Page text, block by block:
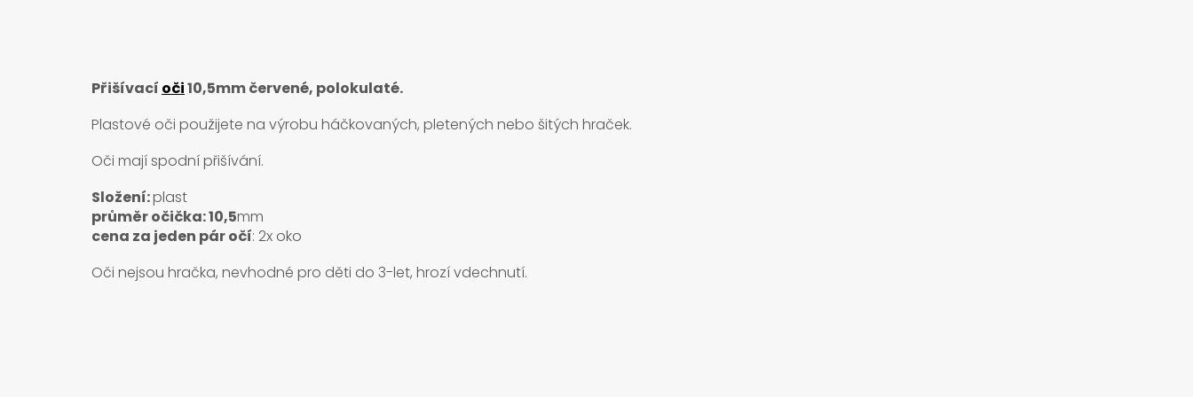
Přišívací oči10,5mm červené, polokulaté.
Plastové oči použijete na výrobu háčkovaných, pletených nebo šitých hraček.
Oči mají spodní přišívání.
Složení:plast
průměr očička: 10,5mm
cena za jeden pár očí: 2x oko
Oči nejsou hračka, nevhodné pro děti do 3-let, hrozí vdechnutí.